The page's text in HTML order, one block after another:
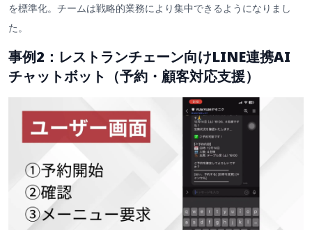
を標準化。チームは戦略的業務により集中できるようになりまし
た。
事例2：レストランチェーン向けLINE連携AI
チャットボット（予約・顧客対応支援）